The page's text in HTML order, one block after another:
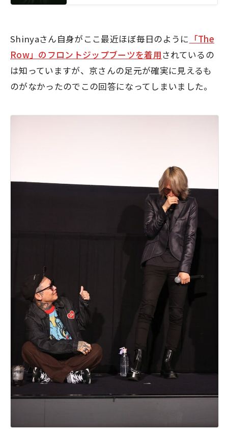
Shinyaさん自身がここ最近ほぼ毎日のように 「The
Row」のフロントジップブーツを着用されているの
は知っていますが、京さんの足元が確実に見えるも
のがなかったのでこの回答になってしまいました。